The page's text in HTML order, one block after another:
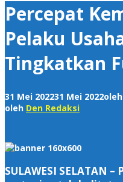
Percepat
Pelaku
Tingkatkan
31 Mei 202231 Mei 2022oleh
oleh Den Redaksi
SULAWESI SELATAN